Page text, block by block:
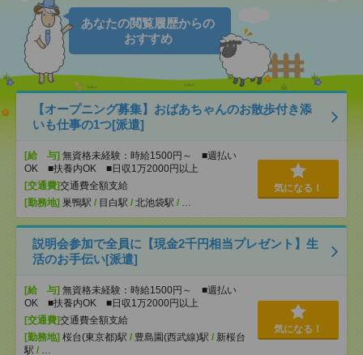
あなたの閲覧履歴からの
おすすめ
【オープニング募集】おばあちゃんのお散歩付き添
いも仕事の1つ[派遣]
[給 与] 無資格未経験：時給1500円～ ■週払い
OK ■扶養内OK ■日収1万2000円以上
[交通費]交通費全額支給
[勤務地] 巣鴨駅 / 目白駅 / 北池袋駅 / …
気になる！
説明会参加で全員に【現金2千円相当プレゼント】生
活のお手伝い[派遣]
[給 与] 無資格未経験：時給1500円～ ■週払い
OK ■扶養内OK ■日収1万2000円以上
[交通費]交通費全額支給
[勤務地] 桜台(東京都)駅 / 豊島園(西武線)駅 / 新桜台
駅 / …
気になる！